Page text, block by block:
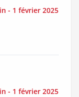
- 1 février 2025
- 1 février 2025